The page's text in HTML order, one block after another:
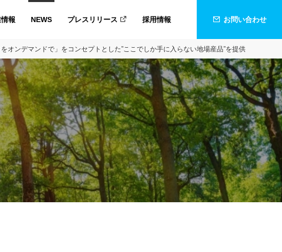
報 NEWS プレスリリース 採用情報 お問い合わせ
ンデマンドで」をコンセプトとした”ここでしか手に入らない地場産品”を提供